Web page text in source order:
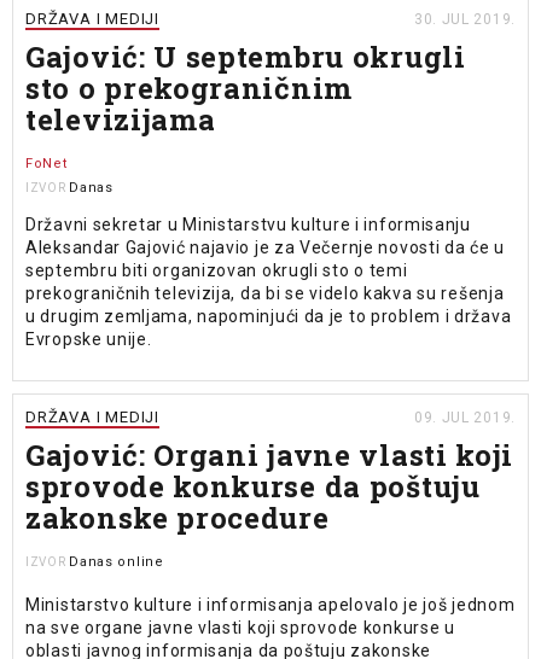
DRŽAVA I MEDIJI 30. JUL 2019.
Gajović: U septembru okrugli
sto o prekograničnim
televizijama
FoNet
IZVOR Danas
Državni sekretar u Ministarstvu kulture i informisanju
Aleksandar Gajović najavio je za Večernje novosti da će u
septembru biti organizovan okrugli sto o temi
prekograničnih televizija, da bi se videlo kakva su rešenja
u drugim zemljama, napominjući da je to problem i država
Evropske unije.
DRŽAVA I MEDIJI 09. JUL 2019.
Gajović: Organi javne vlasti koji
sprovode konkurse da poštuju
zakonske procedure
IZVOR Danas online
Ministarstvo kulture i informisanja apelovalo je još jednom
na sve organe javne vlasti koji sprovode konkurse u
oblasti javnog informisanja da poštuju zakonske